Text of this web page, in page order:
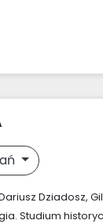
Dziadosz,
Studium